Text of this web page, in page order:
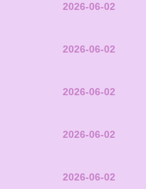
2026-06-02
2026-06-02
2026-06-02
2026-06-02
2026-06-02